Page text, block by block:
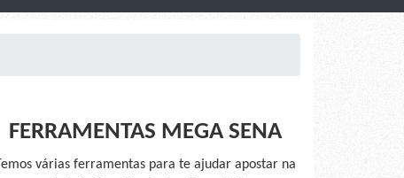
FERRAMENTAS MEGA SENA
Temos várias ferramentas para te ajudar apostar na